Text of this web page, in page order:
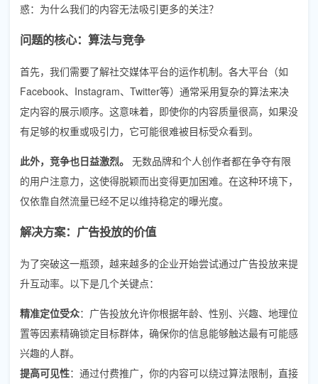
惑：为什么我们的内容无法吸引更多的关注？
问题的核心：算法与竞争
首先，我们需要了解社交媒体平台的运作机制。各大平台（如
Facebook、Instagram、Twitter等）通常采用复杂的算法来决
定内容的展示顺序。这意味着，即使你的内容质量很高，如果没
有足够的权重或吸引力，它可能很难被目标受众看到。
此外，竞争也日益激烈。 无数品牌和个人创作者都在争夺有限
的用户注意力，这使得脱颖而出变得更加困难。在这种环境下，
仅依靠自然流量已经不足以维持稳定的曝光度。
解决方案：广告投放的价值
为了突破这一瓶颈，越来越多的企业开始尝试通过广告投放来提
升互动率。以下是几个关键点：
精准定位受众：广告投放允许你根据年龄、性别、兴趣、地理位
置等因素精确锁定目标群体，确保你的信息能够触达最有可能感
兴趣的人群。
提高可见性：通过付费推广，你的内容可以绕过算法限制，直接